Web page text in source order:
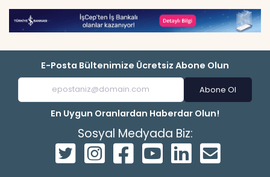
E-Posta Bültenimize Ücretsiz Abone Olun
Abone Ol
En Uygun Oranlardan Haberdar Olun!
Sosyal Medyada Biz: